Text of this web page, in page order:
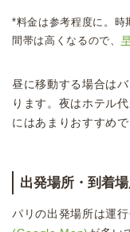
*料金は参考程度に。時
間帯は高くなるので、
昼に移動する場合は
ります。夜はホテル
にはあまりおすすめで
出発場所・到着
パリの出発場所は運